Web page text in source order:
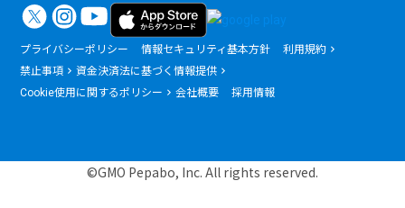
プライバシーポリシー 情報セキュリティ基本方針
利用規約
禁止事項
資金決済法に基づく情報提供
Cookie使用に関するポリシー
会社概要 採用情報
©GMO Pepabo, Inc. All rights reserved.